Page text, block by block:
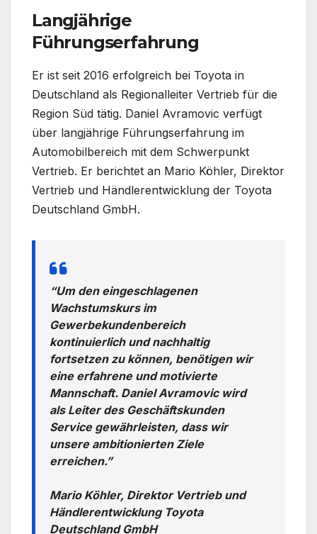
Langjährige
Führungserfahrung
Er ist seit 2016 erfolgreich bei Toyota in
Deutschland als Regionalleiter Vertrieb für die
Region Süd tätig. Daniel Avramovic verfügt
über langjährige Führungserfahrung im
Automobilbereich mit dem Schwerpunkt
Vertrieb. Er berichtet an Mario Köhler, Direktor
Vertrieb und Händlerentwicklung der Toyota
Deutschland GmbH.
“Um den eingeschlagenen
Wachstumskurs im
Gewerbekundenbereich
kontinuierlich und nachhaltig
fortsetzen zu können, benötigen wir
eine erfahrene und motivierte
Mannschaft. Daniel Avramovic wird
als Leiter des Geschäftskunden
Service gewährleisten, dass wir
unsere ambitionierten Ziele
erreichen.”
Mario Köhler, Direktor Vertrieb und
Händlerentwicklung Toyota
Deutschland GmbH